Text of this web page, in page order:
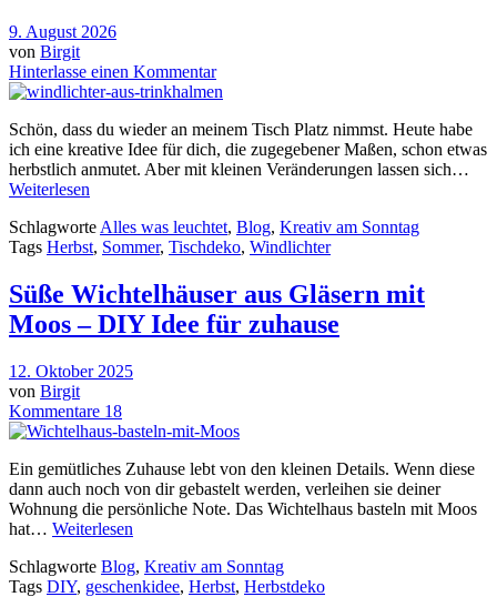
9. August 2026
von Birgit
Hinterlasse einen Kommentar
Schön, dass du wieder an meinem Tisch Platz nimmst. Heute habe
ich eine kreative Idee für dich, die zugegebener Maßen, schon etwas
herbstlich anmutet. Aber mit kleinen Veränderungen lassen sich…
Weiterlesen
Schlagworte Alles was leuchtet, Blog, Kreativ am Sonntag
Tags Herbst, Sommer, Tischdeko, Windlichter
Süße Wichtelhäuser aus Gläsern mit
Moos – DIY Idee für zuhause
12. Oktober 2025
von Birgit
Kommentare 18
Ein gemütliches Zuhause lebt von den kleinen Details. Wenn diese
dann auch noch von dir gebastelt werden, verleihen sie deiner
Wohnung die persönliche Note. Das Wichtelhaus basteln mit Moos
hat… Weiterlesen
Schlagworte Blog, Kreativ am Sonntag
Tags DIY, geschenkidee, Herbst, Herbstdeko